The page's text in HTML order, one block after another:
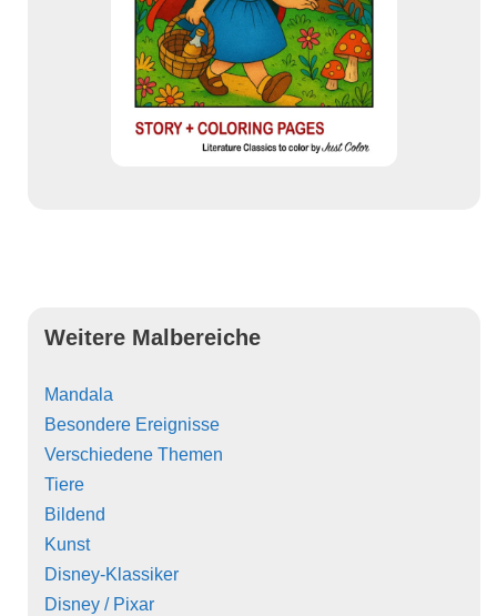
Weitere Malbereiche
Mandala
Besondere Ereignisse
Verschiedene Themen
Tiere
Bildend
Kunst
Disney-Klassiker
Disney / Pixar